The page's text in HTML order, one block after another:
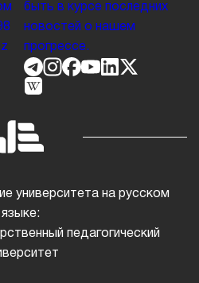
быть в курсе последних
новостей о нашем
прогрессе.
университета на русском
языке:
педагогический